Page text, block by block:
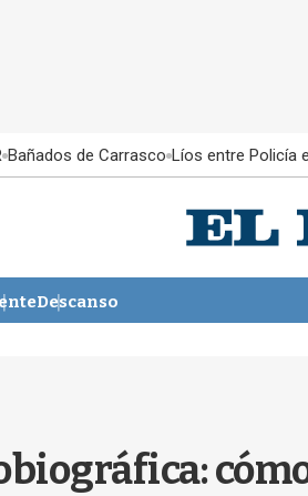
Bañados de Carrasco Líos entre Policía
Descanso